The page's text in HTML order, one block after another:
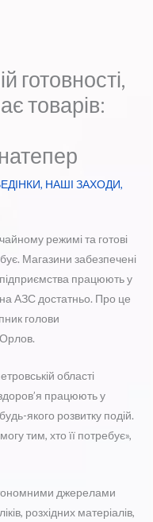
готовності,
товарів:
, НАШІ ЗАХОДИ,
режимі та готові
Магазини забезпечені
працюють у
АЗС достатньо. Про це
голови
області
працюють у
якого розвитку подій.
тим, хто її потребує»,
джерелами
розхідних матеріалів,